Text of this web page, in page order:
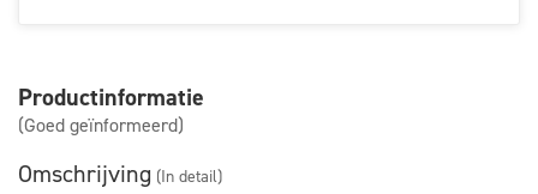
Productinformatie
(Goed geïnformeerd)
Omschrijving (In detail)